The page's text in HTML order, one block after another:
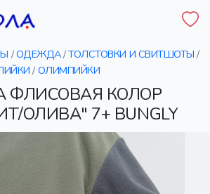
/ОДЕЖДА/ТОЛСТОВКИ И СВИТШОТЫ /
/ ОЛИМПИЙКИ
ФЛИСОВАЯ КОЛОР
ОЛИВА" 7+ BUNGLY